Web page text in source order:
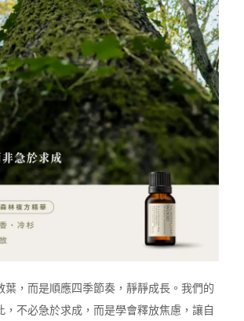
葉，而是順應四季節奏，靜靜成長。我們的
，不必急於求成，而是學會釋放焦慮，讓自